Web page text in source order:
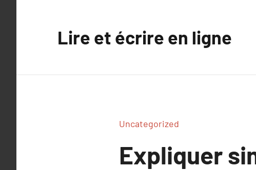
Lire et écrire en ligne
Uncategorized
Expliquer